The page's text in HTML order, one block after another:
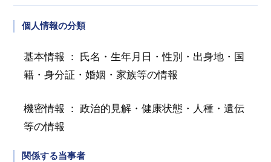
個人情報の分類
基本情報 ： 氏名・生年月日・性別・出身地・国
籍・身分証・婚姻・家族等の情報
機密情報 ： 政治的見解・健康状態・人種・遺伝
等の情報
関係する当事者